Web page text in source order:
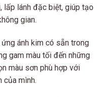
lấp lánh đặc biệt, giúp tạo
gian.
ánh kim có sẵn trong
gam màu tối đến những
màu sơn phù hợp với
của mình.